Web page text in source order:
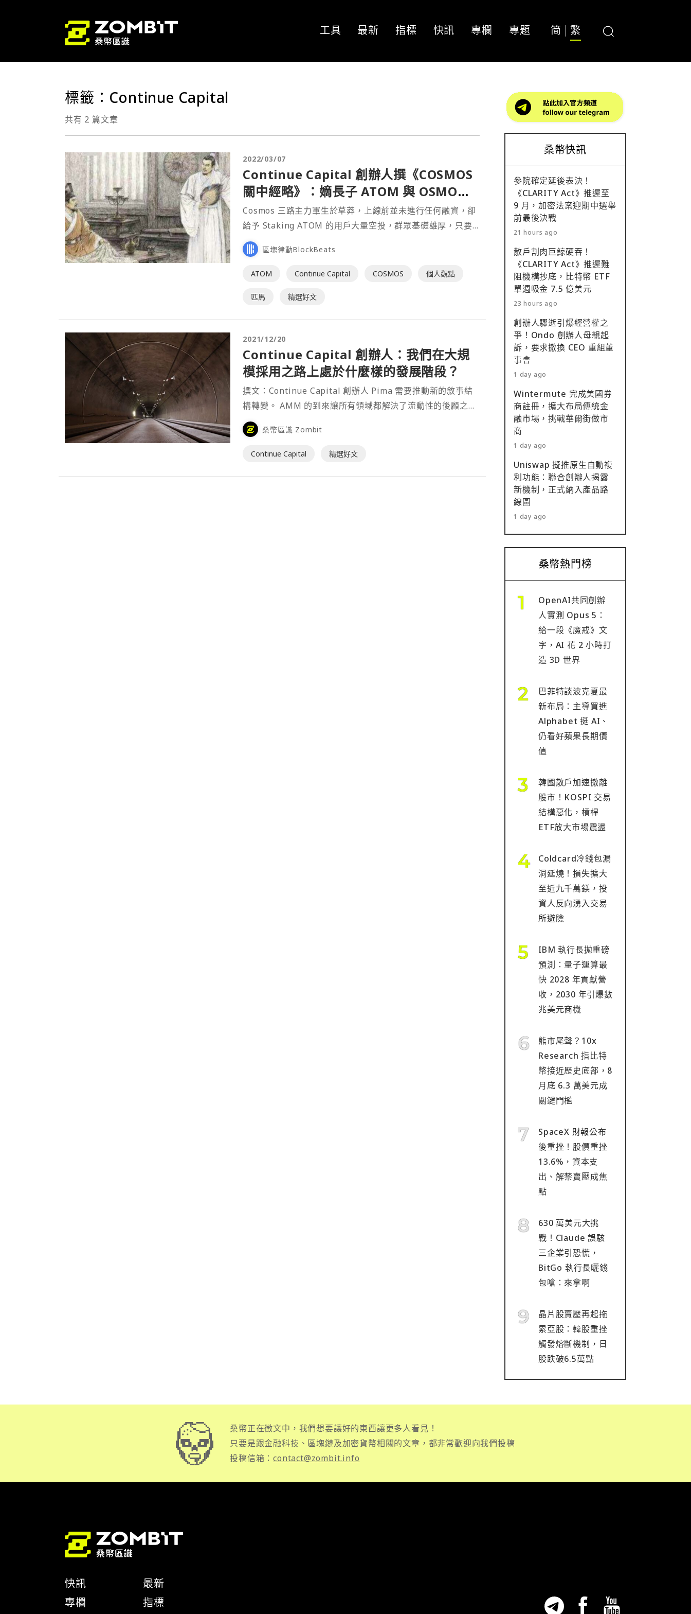
工具 最新 指標 快訊 專欄 專題 简 繁
標籤：Continue Capital
共有 2 篇文章
2022/03/07
Continue Capital 創辦人撰《COSMOS
關中經略》：嫡長子 ATOM 與 OSMO、
EVMOS、JUNO 等各路諸侯共創大業版圖
Cosmos 三路主力軍生於草莽，上線前並未進行任何融資，卻
給予 Staking ATOM 的用戶大量空投，群眾基礎雄厚，只要
發展得當，生力軍將源源不斷。 「漢室傾頹，奸臣竊命，主上
蒙塵。孤不度德量力，欲信大義於天下，而智術淺短，遂用猖
蹶，至於今日。然志猶未已，君謂計將安出？」《隆中對》 契
區塊律動BlockBeats
ATOM Continue Capital COSMOS 個人觀點
匹馬 精選好文
2021/12/20
Continue Capital 創辦人：我們在大規
模採用之路上處於什麼樣的發展階段？
撰文：Continue Capital 創辦人 Pima 需要推動新的敘事結
構轉變。 AMM 的到來讓所有領域都解決了流動性的後顧之
憂，大規模採用/主流/十億用戶/科技創新/合規/Web3 這些中
立的詞彙要讓大部分用戶更容易接受行業所做的事情。
DeFi/Game⋯
桑幣區識 Zombit
Continue Capital 精選好文
桑幣快訊
參院確定延後表決！
《CLARITY Act》推遲至
9 月，加密法案迎期中選舉
前最後決戰
21 hours ago
散戶割肉巨鯨硬吞！
《CLARITY Act》推遲難
阻機構抄底，比特幣 ETF
單週吸金 7.5 億美元
23 hours ago
創辦人驟逝引爆經營權之
爭！Ondo 創辦人母親起
訴，要求撤換 CEO 重組董
事會
1 day ago
Wintermute 完成美國券
商註冊，擴大布局傳統金
融市場，挑戰華爾街做市
商
1 day ago
Uniswap 擬推原生自動複
利功能：聯合創辦人揭露
新機制，正式納入產品路
線圖
1 day ago
桑幣熱門榜
OpenAI共同創辦
人實測 Opus 5：
給一段《魔戒》文
字，AI 花 2 小時打
造 3D 世界
巴菲特談波克夏最
新布局：主導買進
Alphabet 挺 AI、
仍看好蘋果長期價
值
韓國散戶加速撤離
股市！KOSPI 交易
結構惡化，槓桿
ETF放大市場震盪
Coldcard冷錢包漏
洞延燒！損失擴大
至近九千萬鎂，投
資人反向湧入交易
所避險
IBM 執行長拋重磅
預測：量子運算最
快 2028 年貢獻營
收，2030 年引爆數
兆美元商機
熊市尾聲？10x
Research 指比特
幣接近歷史底部，8
月底 6.3 萬美元成
關鍵門檻
SpaceX 財報公布
後重挫！股價重挫
13.6%，資本支
出、解禁賣壓成焦
點
630 萬美元大挑
戰！Claude 誤駭
三企業引恐慌，
BitGo 執行長曬錢
包嗆：來拿啊
晶片股賣壓再起拖
累亞股：韓股重挫
觸發熔斷機制，日
股跌破6.5萬點
桑幣正在徵文中，我們想要讓好的東西讓更多人看見！
只要是跟金融科技、區塊鏈及加密貨幣相關的文章，都非常歡迎向我們投稿
投稿信箱：contact@zombit.info
快訊
專欄
最新
指標